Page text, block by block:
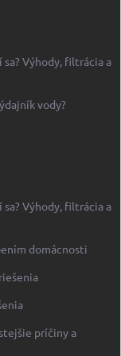
Výhody, filtrácia a
vody?
Výhody, filtrácia a
domácnosti
príčiny a